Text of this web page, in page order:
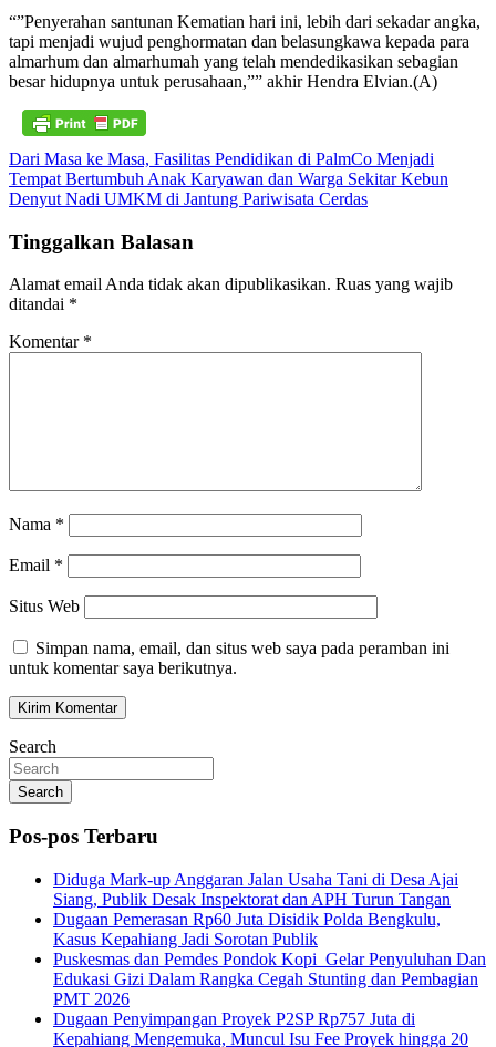
“”Penyerahan santunan Kematian hari ini, lebih dari sekadar angka,
tapi menjadi wujud penghormatan dan belasungkawa kepada para
almarhum dan almarhumah yang telah mendedikasikan sebagian
besar hidupnya untuk perusahaan,”” akhir Hendra Elvian.(A)
Navigasi
pos
Dari Masa ke Masa, Fasilitas Pendidikan di PalmCo Menjadi
Tempat Bertumbuh Anak Karyawan dan Warga Sekitar Kebun
Denyut Nadi UMKM di Jantung Pariwisata Cerdas
Tinggalkan Balasan
Alamat email Anda tidak akan dipublikasikan. Ruas yang wajib
ditandai *
Komentar *
Nama *
Email *
Situs Web
Simpan nama, email, dan situs web saya pada peramban ini
untuk komentar saya berikutnya.
Search
Search
Pos-pos Terbaru
Diduga Mark-up Anggaran Jalan Usaha Tani di Desa Ajai
Siang, Publik Desak Inspektorat dan APH Turun Tangan
Dugaan Pemerasan Rp60 Juta Disidik Polda Bengkulu,
Kasus Kepahiang Jadi Sorotan Publik
Puskesmas dan Pemdes Pondok Kopi Gelar Penyuluhan Dan
Edukasi Gizi Dalam Rangka Cegah Stunting dan Pembagian
PMT 2026
Dugaan Penyimpangan Proyek P2SP Rp757 Juta di
Kepahiang Mengemuka, Muncul Isu Fee Proyek hingga 20